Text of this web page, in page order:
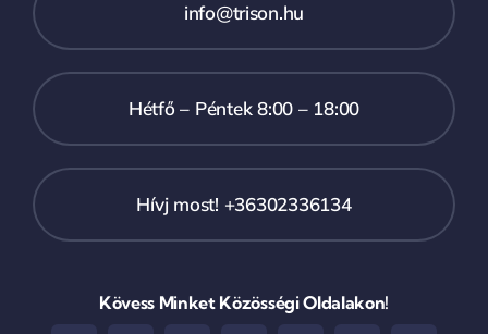
info@trison.hu
Hétfő – Péntek 8:00 – 18:00
Hívj most! +36302336134
Kövess Minket Közösségi Oldalakon!